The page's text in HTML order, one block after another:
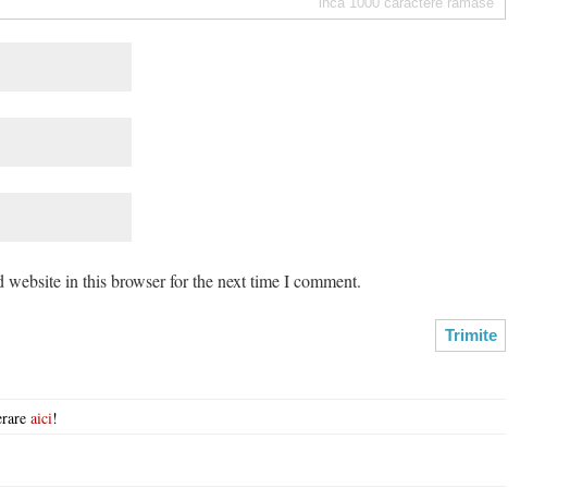
website in this browser for the next time I comment.
aici!